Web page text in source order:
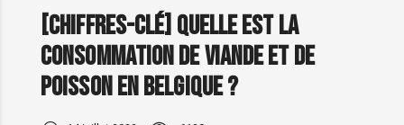
[Chiffres-clé] Quelle est la
consommation de viande et de
poisson en Belgique ?